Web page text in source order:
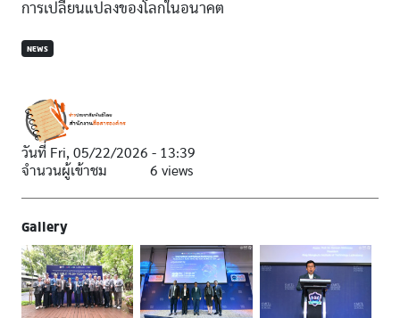
การเปลี่ยนแปลงของโลกในอนาคต
NEWS
วันที่ Fri, 05/22/2026 - 13:39
จำนวนผู้เข้าชม
6 views
Gallery